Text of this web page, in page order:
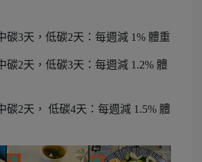
碳3天，低碳2天：每週減 1% 體重
碳2天，低碳3天：每週減 1.2% 體
碳2天， 低碳4天：每週減 1.5% 體